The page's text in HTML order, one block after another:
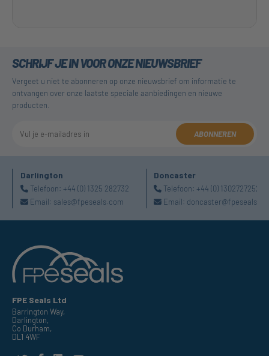
SCHRIJF JE IN VOOR ONZE NIEUWSBRIEF
Vergeet u niet te abonneren op onze nieuwsbrief om informatie te
ontvangen over onze laatste speciale aanbiedingen en nieuwe
producten.
ABONNEREN
Darlington
Telefoon: +44 (0) 1325 282732
Email: sales@fpeseals.com
Doncaster
Telefoon: +44 (0) 1302727252
Email:
FPE Seals Ltd
Barrington Way,
Darlington,
Co Durham,
DL1 4WF